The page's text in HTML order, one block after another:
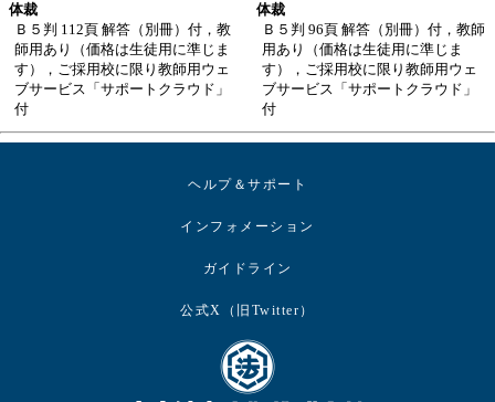
体裁
Ｂ５判 112頁 解答（別冊）付，教
師用あり（価格は生徒用に準じま
す），ご採用校に限り教師用ウェ
ブサービス「サポートクラウド」
付
体裁
Ｂ５判 96頁 解答（別冊）付，教師
用あり（価格は生徒用に準じま
す），ご採用校に限り教師用ウェ
ブサービス「サポートクラウド」
付
ヘルプ＆サポート
インフォメーション
ガイドライン
公式X（旧Twitter）